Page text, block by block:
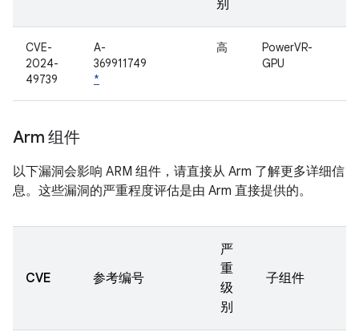
别
CVE-
2024-
49739
A-
369911749
*
高
PowerVR-
GPU
Arm 组件
以下漏洞会影响 ARM 组件，请直接从 Arm 了解更多详细信
息。这些漏洞的严重程度评估是由 Arm 直接提供的。
CVE 参考编号
严
重
级
别
子组件